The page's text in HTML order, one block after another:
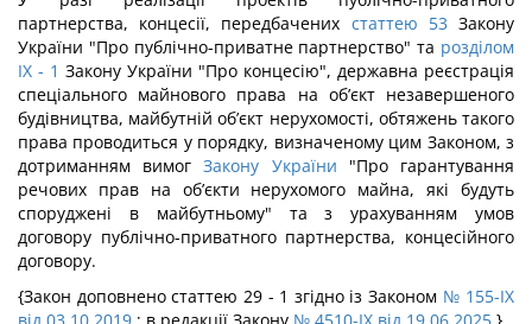
партнерства, концесії, передбачених статтею 53 Закону
України "Про публічно-приватне партнерство" та розділом
IX - 1 Закону України "Про концесію", державна реєстрація
спеціального майнового права на об’єкт незавершеного
будівництва, майбутній об’єкт нерухомості, обтяжень такого
права проводиться у порядку, визначеному цим Законом, з
дотриманням вимогЗакону України "Про гарантування
речових прав на об’єкти нерухомого майна, які будуть
споруджені в майбутньому" та з урахуванням умов
договору публічно-приватного партнерства, концесійного
договору.
{Закон доповнено статтею 29 - 1 згідно із Законом № 155-IX